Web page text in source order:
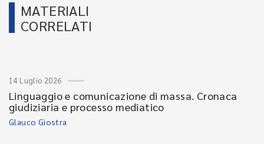
MATERIALI
CORRELATI
14 Luglio 2026
Linguaggio e comunicazione di massa. Cronaca
giudiziaria e processo mediatico
Glauco Giostra